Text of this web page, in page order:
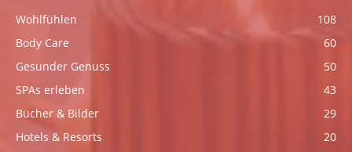
Wohlfühlen
108
Body Care
60
Gesunder Genuss
50
SPAs erleben
43
Bücher & Bilder
29
Hotels & Resorts
20